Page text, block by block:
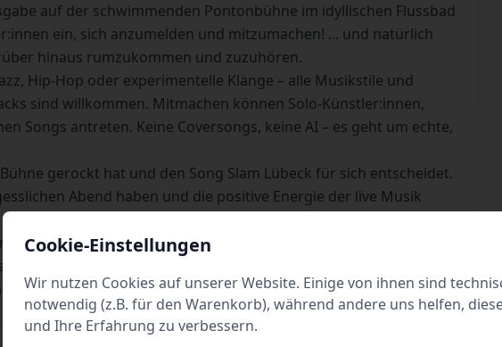
auf der schwimmenden Pontonbühne im idyllischen Flussbad
ein, sich anzumelden und mitzumachen! ... und natürlich
hinaus rumzukommen und zuzuhören.
Hip-Hop oder experimentelle Klänge – alle Musikstile und
sind willkommen. Mitmachen können Solo-Künstler:innen,
Songs antreten. Keine Coversongs, keine AI – es geht um echte,
gerockt hat und den Song Slam Lübeck für sich entscheidet.
Abend haben und die positive Energie der live Musik
€ 15 + VVK Gebühren. Vorverkauf an allen Theaterkassen und
auch Abendkasse.
Open Air.
Cookie-Einstellungen
Wir nutzen Cookies auf unserer Website. Einige von ihnen sind
notwendig (z.B. für den Warenkorb), während andere uns helfen,
und Ihre Erfahrung zu verbessern.